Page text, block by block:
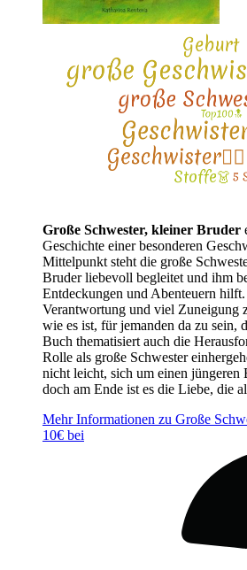
Große Schwester, kleiner Bruder
Geschichte einer besonderen
Mittelpunkt steht die große
Bruder liebevoll begleitet und ihm
Entdeckungen und Abenteuern
Verantwortung und viel Zuneigung
wie es ist, für jemanden da zu sein,
Buch thematisiert auch die
Rolle als große Schwester
nicht leicht, sich um einen jüngeren
doch am Ende ist es die Liebe, die
Mehr Informationen zu Große
10€ bei